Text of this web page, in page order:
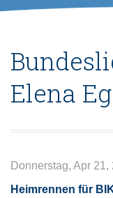
Elena
Donnerstag, Apr 21,
Heimrennen für